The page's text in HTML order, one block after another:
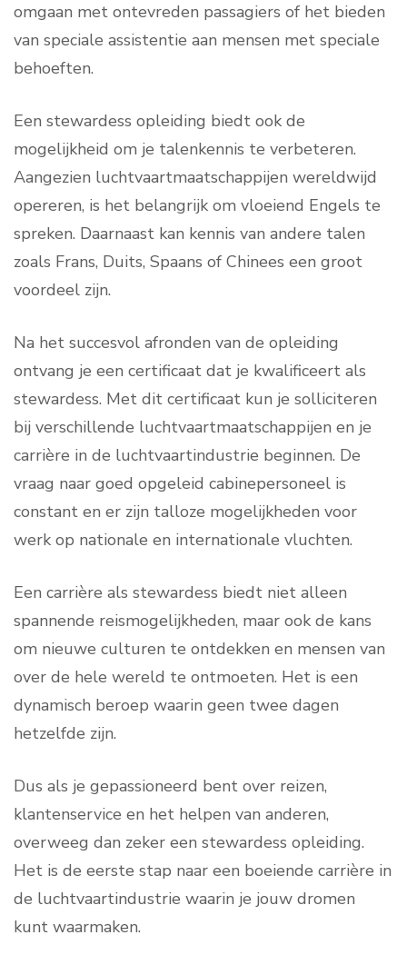
omgaan met ontevreden passagiers of het bieden
van speciale assistentie aan mensen met speciale
behoeften.
Een stewardess opleiding biedt ook de
mogelijkheid om je talenkennis te verbeteren.
Aangezien luchtvaartmaatschappijen wereldwijd
opereren, is het belangrijk om vloeiend Engels te
spreken. Daarnaast kan kennis van andere talen
zoals Frans, Duits, Spaans of Chinees een groot
voordeel zijn.
Na het succesvol afronden van de opleiding
ontvang je een certificaat dat je kwalificeert als
stewardess. Met dit certificaat kun je solliciteren
bij verschillende luchtvaartmaatschappijen en je
carrière in de luchtvaartindustrie beginnen. De
vraag naar goed opgeleid cabinepersoneel is
constant en er zijn talloze mogelijkheden voor
werk op nationale en internationale vluchten.
Een carrière als stewardess biedt niet alleen
spannende reismogelijkheden, maar ook de kans
om nieuwe culturen te ontdekken en mensen van
over de hele wereld te ontmoeten. Het is een
dynamisch beroep waarin geen twee dagen
hetzelfde zijn.
Dus als je gepassioneerd bent over reizen,
klantenservice en het helpen van anderen,
overweeg dan zeker een stewardess opleiding.
Het is de eerste stap naar een boeiende carrière in
de luchtvaartindustrie waarin je jouw dromen
kunt waarmaken.